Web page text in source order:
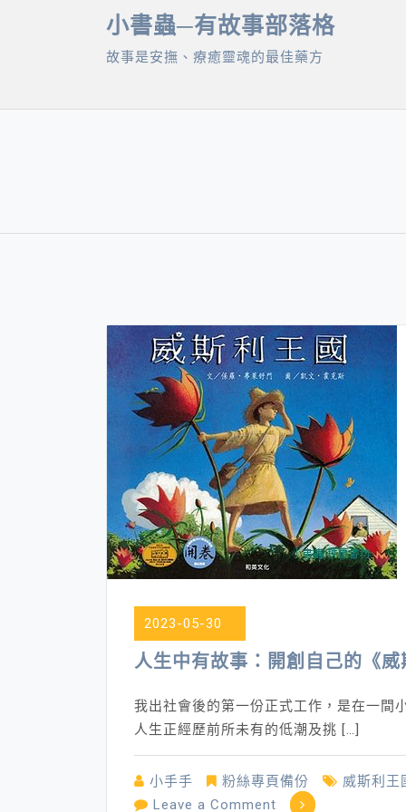
小書蟲─有故事部落格
故事是安撫、療癒靈魂的最佳藥方
2023-05-30
人生中有故事：開創自己的《威
我出社會後的第一份正式工作，是在一間
人生正經歷前所未有的低潮及挑 […]
小手手 粉絲專頁備份 威斯利王
Leave a Comment on